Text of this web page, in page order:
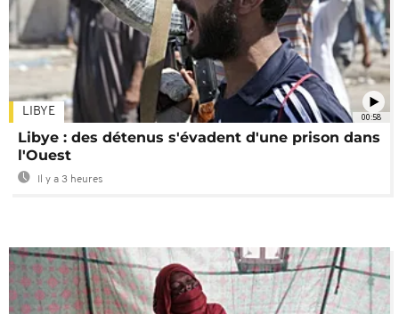
00:58
LIBYE
Libye : des détenus s'évadent d'une prison dans
l'Ouest
Il y a 3 heures